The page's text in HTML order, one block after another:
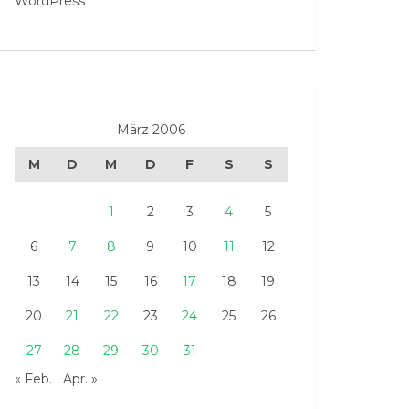
März 2006
M D M D F S S
1 2 3 4 5
6 7 8 9 10 11 12
13 14 15 16 17 18 19
20 21 22 23 24 25 26
27 28 29 30
31
« Feb.
Apr. »